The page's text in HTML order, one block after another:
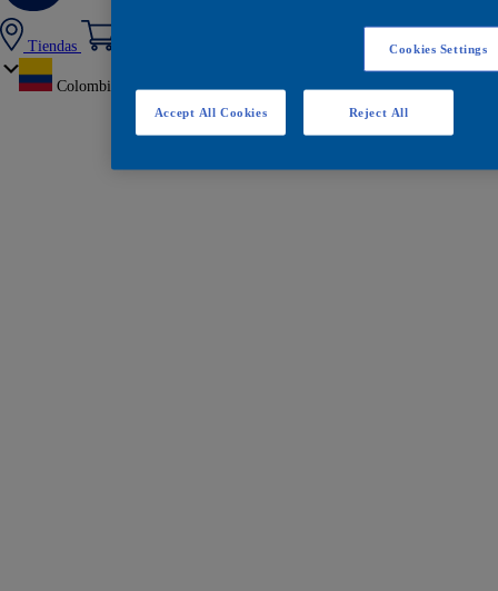
Tiendas
Colombia
Cookies Settings
Reject All
Accept All Cookies